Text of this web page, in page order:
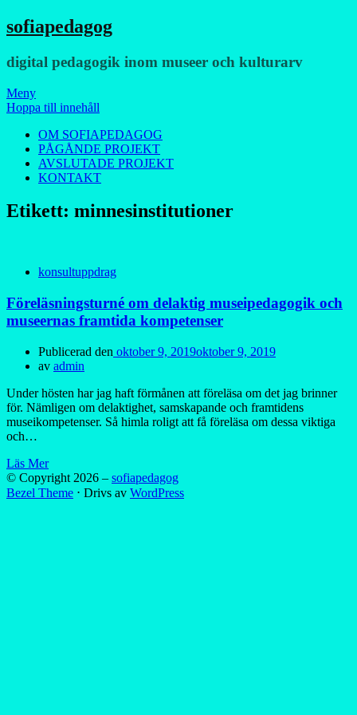
sofiapedagog
digital pedagogik inom museer och kulturarv
Meny
Hoppa till innehåll
OM SOFIAPEDAGOG
PÅGÅNDE PROJEKT
AVSLUTADE PROJEKT
KONTAKT
Etikett: minnesinstitutioner
konsultuppdrag
Föreläsningsturné om delaktig museipedagogik och
museernas framtida kompetenser
Publicerad den oktober 9, 2019oktober 9, 2019
av admin
Under hösten har jag haft förmånen att föreläsa om det jag brinner
för. Nämligen om delaktighet, samskapande och framtidens
museikompetenser. Så himla roligt att få föreläsa om dessa viktiga
och…
Läs Mer
© Copyright 2026 – sofiapedagog
Bezel Theme ⋅ Drivs av WordPress